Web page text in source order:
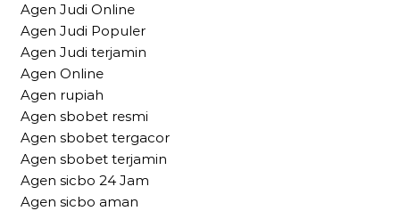
Agen Judi Online
Agen Judi Populer
Agen Judi terjamin
Agen Online
Agen rupiah
Agen sbobet resmi
Agen sbobet tergacor
Agen sbobet terjamin
Agen sicbo 24 Jam
Agen sicbo aman